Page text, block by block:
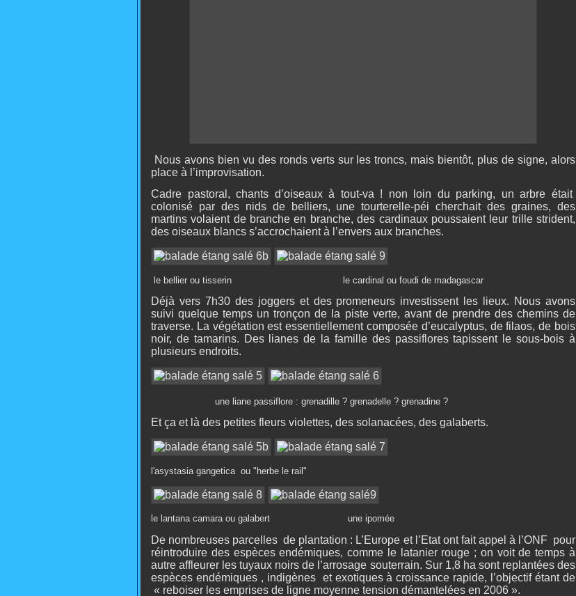
Nous avons bien vu des ronds verts sur les troncs, mais bientôt, plus de signe, alors
place à l’improvisation.
Cadre pastoral, chants d’oiseaux à tout-va ! non loin du parking, un arbre était
colonisé par des nids de belliers, une tourterelle-péi cherchait des graines, des
martins volaient de branche en branche, des cardinaux poussaient leur trille strident,
des oiseaux blancs s’accrochaient à l’envers aux branches.
le bellier ou tisserin le cardinal ou foudi de madagascar
Déjà vers 7h30 des joggers et des promeneurs investissent les lieux. Nous avons
suivi quelque temps un tronçon de la piste verte, avant de prendre des chemins de
traverse. La végétation est essentiellement composée d’eucalyptus, de filaos, de bois
noir, de tamarins. Des lianes de la famille des passiflores tapissent le sous-bois à
plusieurs endroits.
une liane passiflore : grenadille ? grenadelle ? grenadine ?
Et ça et là des petites fleurs violettes, des solanacées, des galaberts.
l'asystasia gangetica ou "herbe le rail"
le lantana camara ou galabert une ipomée
De nombreuses parcelles de plantation : L’Europe et l’Etat ont fait appel à l’ONF pour
réintroduire des espèces endémiques, comme le latanier rouge ; on voit de temps à
autre affleurer les tuyaux noirs de l’arrosage souterrain. Sur 1,8 ha sont replantées des
espèces endémiques , indigènes
et exotiques à croissance rapide, l’objectif étant de
« reboiser les emprises de ligne moyenne tension démantelées en 2006 ».